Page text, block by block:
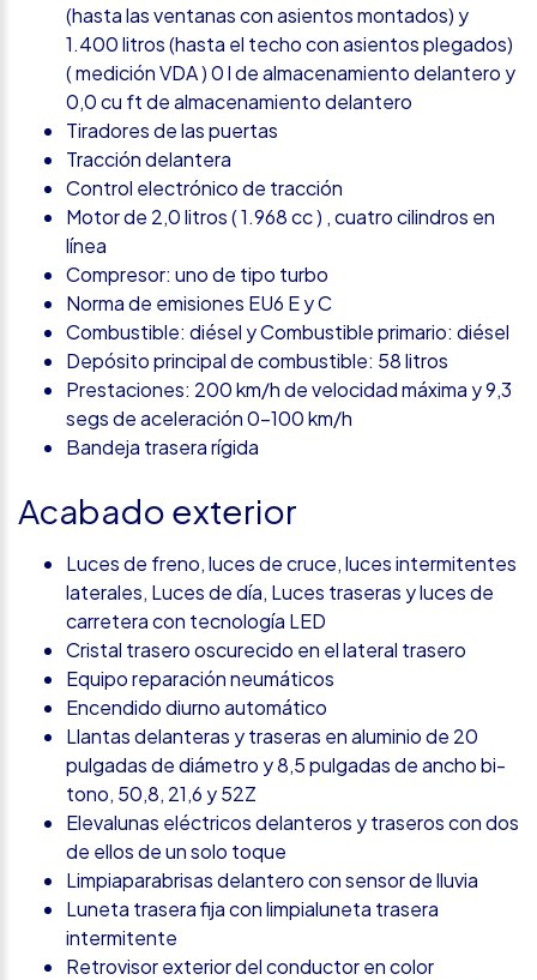
(hasta las ventanas con asientos montados) y
1.400 litros (hasta el techo con asientos plegados)
( medición VDA ) 0 l de almacenamiento delantero y
0,0 cu ft de almacenamiento delantero
Tiradores de las puertas
Tracción delantera
Control electrónico de tracción
Motor de 2,0 litros ( 1.968 cc ) , cuatro cilindros en
línea
Compresor: uno de tipo turbo
Norma de emisiones EU6 E y C
Combustible: diésel y Combustible primario: diésel
Depósito principal de combustible: 58 litros
Prestaciones: 200 km/h de velocidad máxima y 9,3
segs de aceleración 0-100 km/h
Bandeja trasera rígida
Acabado exterior
Luces de freno, luces de cruce, luces intermitentes
laterales, Luces de día, Luces traseras y luces de
carretera con tecnología LED
Cristal trasero oscurecido en el lateral trasero
Equipo reparación neumáticos
Encendido diurno automático
Llantas delanteras y traseras en aluminio de 20
pulgadas de diámetro y 8,5 pulgadas de ancho bi-
tono, 50,8, 21,6 y 52Z
Elevalunas eléctricos delanteros y traseros con dos
de ellos de un solo toque
Limpiaparabrisas delantero con sensor de lluvia
Luneta trasera fija con limpialuneta trasera
intermitente
Retrovisor exterior del conductor en color